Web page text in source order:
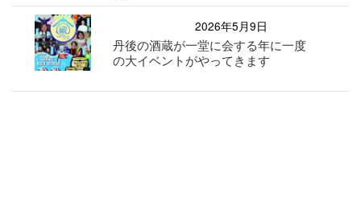
2026年5月9日
丹後の酒蔵が一堂に会する年に一度
の大イベントがやってきます